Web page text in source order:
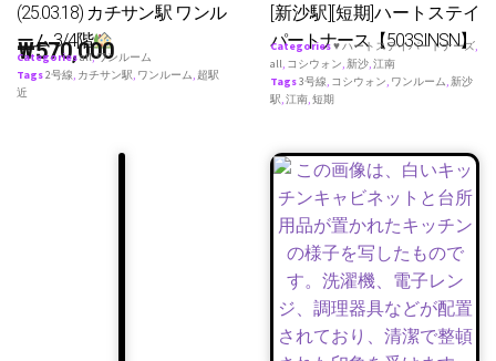
(25.03.18) カチサン駅 ワンル
ーム 3/4階
₩570,000
Categoriesall,ワンルーム
Tags2号線, カチサン駅, ワンルーム, 超駅
近
[新沙駅][短期]ハートステイ
パートナース【503SINSN】
Categories♥ ハートステイパートナーズ,
all, コシウォン,新沙,江南
Tags3号線, コシウォン, ワンルーム,新沙
駅,江南,短期